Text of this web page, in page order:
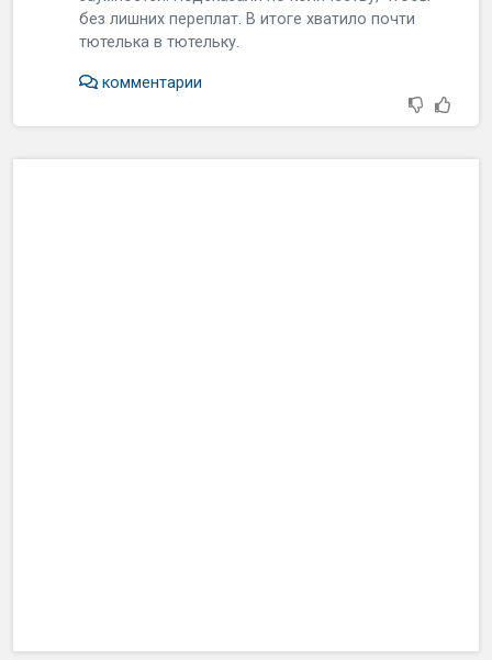
без лишних переплат. В итоге хватило почти
тютелька в тютельку.
комментарии